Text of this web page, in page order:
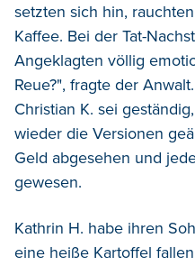
setzten sich hin,
Kaffee. Bei der Tat-
Angeklagten völlig
Reue?", fragte der
Christian K. sei
wieder die Versionen
Geld abgesehen und
gewesen.
Kathrin H. habe ihren
eine heiße Kartoffel